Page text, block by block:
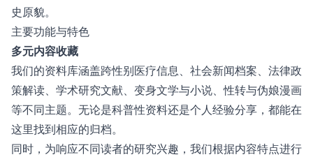
史原貌。
主要功能与特色
多元内容收藏
我们的资料库涵盖跨性别医疗信息、社会新闻档案、法律政
策解读、学术研究文献、变身文学与小说、性转与伪娘漫画
等不同主题。无论是科普性资料还是个人经验分享，都能在
这里找到相应的归档。
同时，为响应不同读者的研究兴趣，我们根据内容特点进行